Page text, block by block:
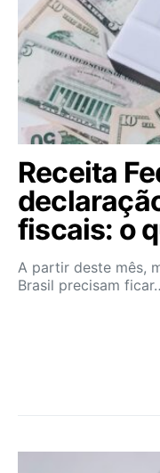
Receita
fiscais: o
A partir deste mês,
Brasil precisam